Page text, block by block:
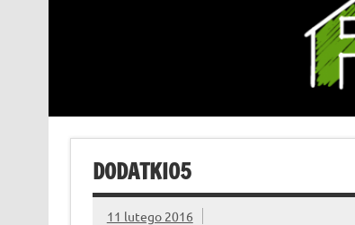
DODATKI05
11 lutego 2016